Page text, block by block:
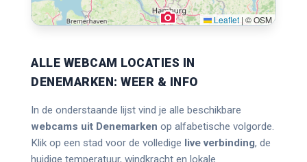
Leaflet | © OSM
ALLE WEBCAM LOCATIES IN
DENEMARKEN: WEER & INFO
In de onderstaande lijst vind je alle beschikbare
webcams uit Denemarken op alfabetische volgorde.
Klik op een stad voor de volledige live verbinding, de
huidige temperatuur, windkracht en lokale